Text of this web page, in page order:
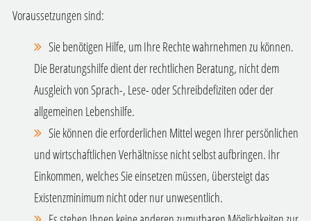
Voraussetzungen sind:
Sie benötigen Hilfe, um Ihre Rechte wahrnehmen zu können.
Die Beratungshilfe dient der rechtlichen Beratung, nicht dem
Ausgleich von Sprach-, Lese- oder Schreibdefiziten oder der
allgemeinen Lebenshilfe.
Sie können die erforderlichen Mittel wegen Ihrer persönlichen
und wirtschaftlichen Verhältnisse nicht selbst aufbringen. Ihr
Einkommen, welches Sie einsetzen müssen, übersteigt das
Existenzminimum nicht oder nur unwesentlich.